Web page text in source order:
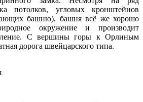
потолков, угловых кронштейнов
башню), башня всё же хорошо
окружение и производит
С вершины горы к Орлиным
дорога швейцарского типа.